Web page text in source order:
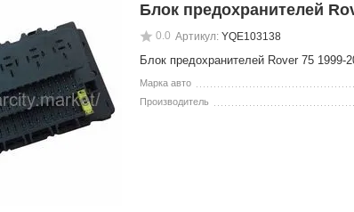
Блок предохранителей
0.0 Артикул: YQE103138
Блок предохранителей Rover 75 1999-
Марка авто
Производитель